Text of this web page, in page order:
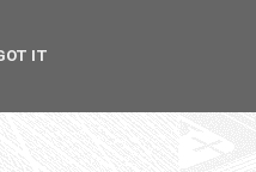
IT